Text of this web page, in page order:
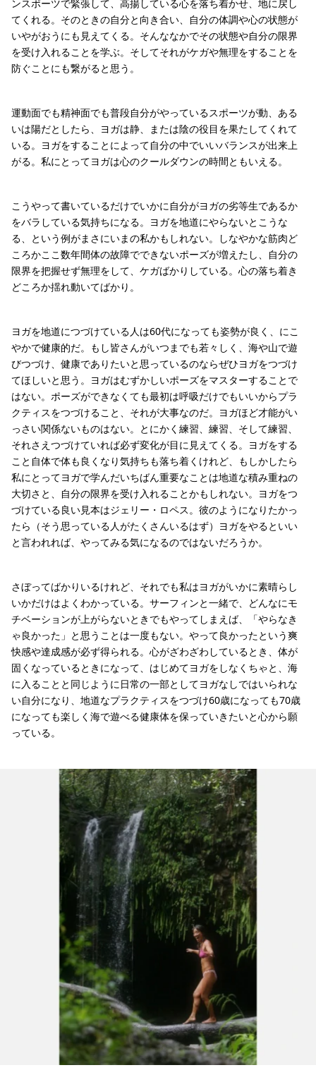
ンスポーツで緊張して、高揚している心を落ち着かせ、地に戻し
てくれる。そのときの自分と向き合い、自分の体調や心の状態が
いやがおうにも見えてくる。そんななかでその状態や自分の限界
を受け入れることを学ぶ。そしてそれがケガや無理をすることを
防ぐことにも繋がると思う。
運動面でも精神面でも普段自分がやっているスポーツが動、ある
いは陽だとしたら、ヨガは静、または陰の役目を果たしてくれて
いる。ヨガをすることによって自分の中でいいバランスが出来上
がる。私にとってヨガは心のクールダウンの時間ともいえる。
こうやって書いているだけでいかに自分がヨガの劣等生であるか
をバラしている気持ちになる。ヨガを地道にやらないとこうな
る、という例がまさにいまの私かもしれない。しなやかな筋肉ど
ころかここ数年間体の故障でできないポーズが増えたし、自分の
限界を把握せず無理をして、ケガばかりしている。心の落ち着き
どころか揺れ動いてばかり。
ヨガを地道につづけている人は60代になっても姿勢が良く、にこ
やかで健康的だ。もし皆さんがいつまでも若々しく、海や山で遊
びつづけ、健康でありたいと思っているのならぜひヨガをつづけ
てほしいと思う。ヨガはむずかしいポーズをマスターすることで
はない。ポーズができなくても最初は呼吸だけでもいいからプラ
クティスをつづけること、それが大事なのだ。ヨガほど才能がい
っさい関係ないものはない。とにかく練習、練習、そして練習、
それさえつづけていれば必ず変化が目に見えてくる。ヨガをする
こと自体で体も良くなり気持ちも落ち着くけれど、もしかしたら
私にとってヨガで学んだいちばん重要なことは地道な積み重ねの
大切さと、自分の限界を受け入れることかもしれない。ヨガをつ
づけている良い見本はジェリー・ロペス。彼のようになりたかっ
たら（そう思っている人がたくさんいるはず）ヨガをやるといい
と言われれば、やってみる気になるのではないだろうか。
さぼってばかりいるけれど、それでも私はヨガがいかに素晴らし
いかだけはよくわかっている。サーフィンと一緒で、どんなにモ
チベーションが上がらないときでもやってしまえば、「やらなき
ゃ良かった」と思うことは一度もない。やって良かったという爽
快感や達成感が必ず得られる。心がざわざわしているとき、体が
固くなっているときになって、はじめてヨガをしなくちゃと、海
に入ることと同じように日常の一部としてヨガなしではいられな
い自分になり、地道なプラクティスをつづけ60歳になっても70歳
になっても楽しく海で遊べる健康体を保っていきたいと心から願
っている。